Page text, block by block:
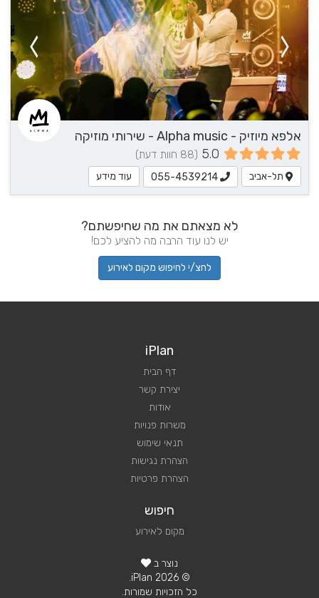
אלפא מיוזיק - Alpha music - שירותי מוזיקה
5.0 (88 חוות דעת)
תל-אביב 055-4539214 עוד מידע
לא מצאתם את מה שחיפשתם?
יש לנו עוד הרבה מה להציע לכם!
לחצ/י לחיפוש מקום לאירוע
iPlan
דף הבית
יצירת קשר
אודות
משרות פנויות
תנאי שימוש
הצהרת נגישות
הצהרת פרטיות
חיפוש
מקום לאירוע
נוצר ב
© 2026 iPlan.
כל הזכויות שמורות.